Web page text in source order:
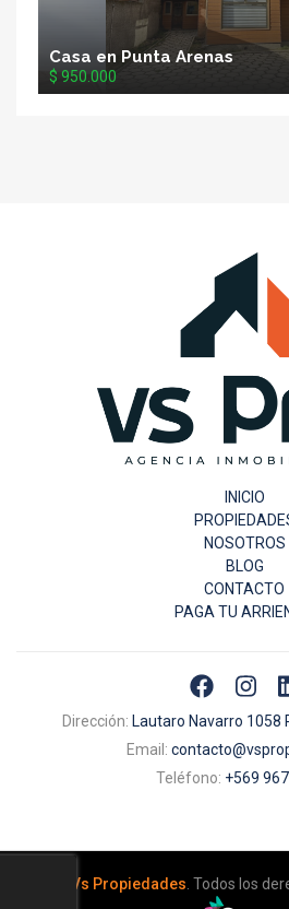
Casa en Punta Arenas
$ 950.000
Propiedades
INICIO
NOSOTROS
BLOG
CONTACTO
PAGA TU
Dirección: Lautaro Navarro 1058
Email:
Teléfono: +569
Vs Propiedades. Todos los